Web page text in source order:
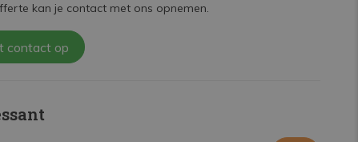
kan je contact met ons opnemen.
contact op